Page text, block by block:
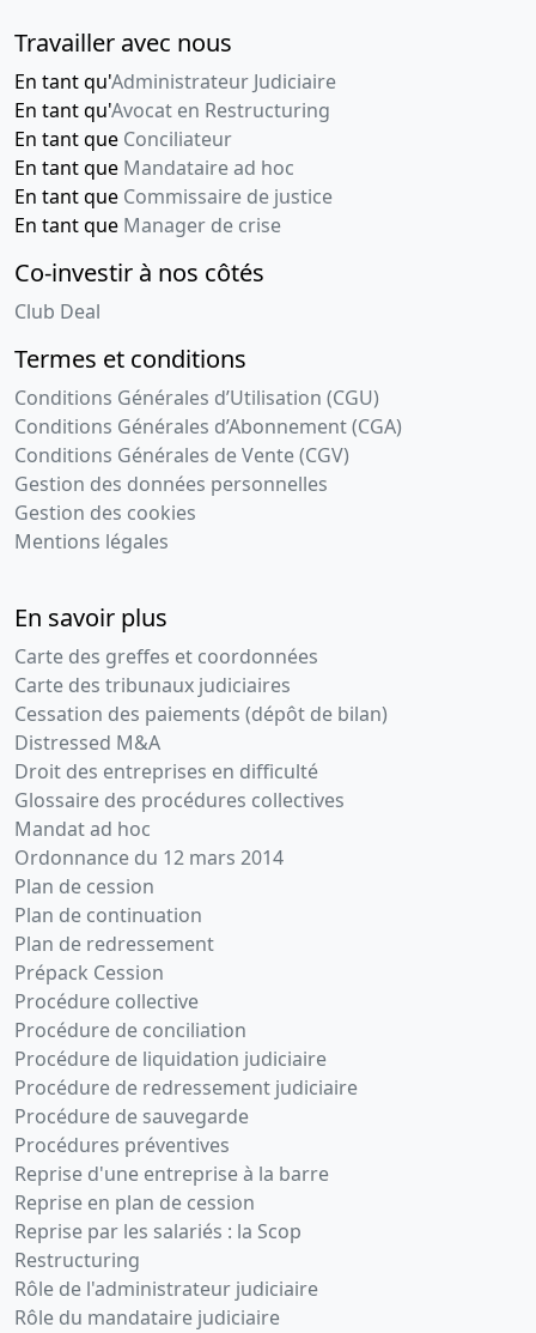
Travailler avec nous
En tant qu'Administrateur Judiciaire
En tant qu'Avocat en Restructuring
En tant que Conciliateur
En tant que Mandataire ad hoc
En tant que Commissaire de justice
En tant que Manager de crise
Co-investir à nos côtés
Club Deal
Termes et conditions
Conditions Générales d’Utilisation (CGU)
Conditions Générales d’Abonnement (CGA)
Conditions Générales de Vente (CGV)
Gestion des données personnelles
Gestion des cookies
Mentions légales
En savoir plus
Carte des greffes et coordonnées
Carte des tribunaux judiciaires
Cessation des paiements (dépôt de bilan)
Distressed M&A
Droit des entreprises en difficulté
Glossaire des procédures collectives
Mandat ad hoc
Ordonnance du 12 mars 2014
Plan de cession
Plan de continuation
Plan de redressement
Prépack Cession
Procédure collective
Procédure de conciliation
Procédure de liquidation judiciaire
Procédure de redressement judiciaire
Procédure de sauvegarde
Procédures préventives
Reprise d'une entreprise à la barre
Reprise en plan de cession
Reprise par les salariés : la Scop
Restructuring
Rôle de l'administrateur judiciaire
Rôle du mandataire judiciaire